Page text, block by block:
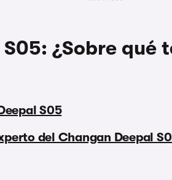
¿Sobre qué
S05
del Changan Deepal